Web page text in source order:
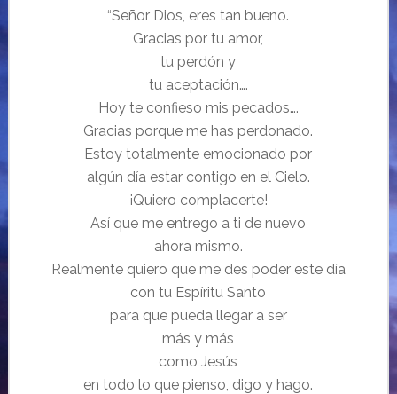
“Señor Dios, eres tan bueno.
Gracias por tu amor,
tu perdón y
tu aceptación….
Hoy te confieso mis pecados….
Gracias porque me has perdonado.
Estoy totalmente emocionado por
algún día estar contigo en el Cielo.
¡Quiero complacerte!
Así que me entrego a ti de nuevo
ahora mismo.
Realmente quiero que me des poder este día
con tu Espíritu Santo
para que pueda llegar a ser
más y más
como Jesús
en todo lo que pienso, digo y hago.